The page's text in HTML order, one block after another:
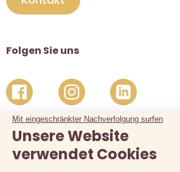
Folgen Sie uns